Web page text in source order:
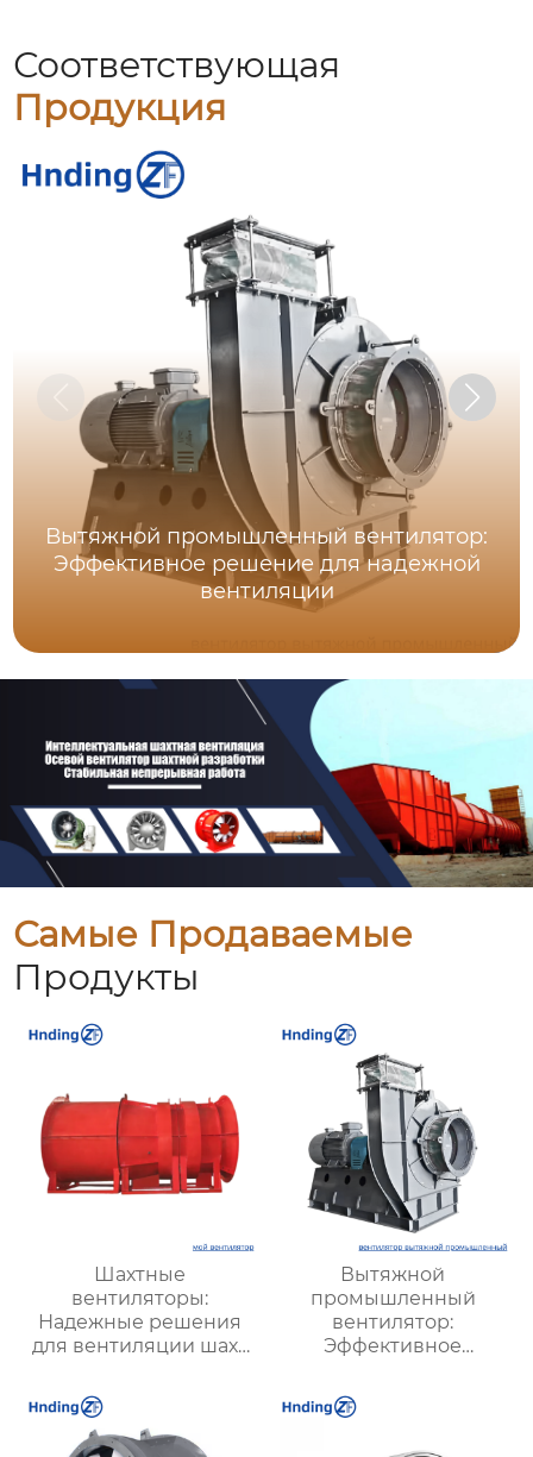
Соответствующая
Продукция
Вытяжной промышленный вентилятор:
Эффективное решение для надежной
вентиляции
Самые Продаваемые
Продукты
Шахтные
вентиляторы:
Надежные решения
для вентиляции шахт
| Купить с доставкой
Вытяжной
промышленный
вентилятор:
Эффективное
надежной вентиляции